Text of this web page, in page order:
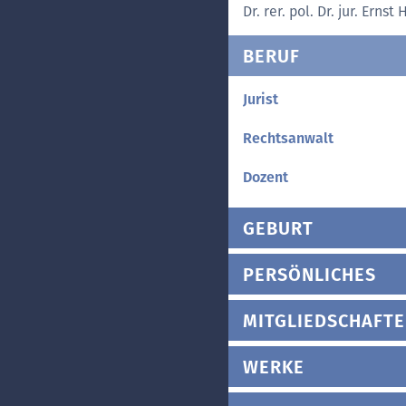
Dr. rer. pol. Dr. jur. Ernst
BERUF
Jurist
Rechtsanwalt
Dozent
GEBURT
PERSÖNLICHES
WERKE